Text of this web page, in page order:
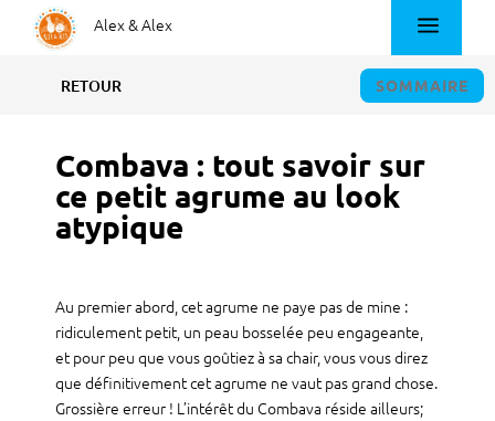
Alex & Alex
RETOUR SOMMAIRE
Combava : tout savoir sur
ce petit agrume au look
atypique
Au premier abord, cet agrume ne paye pas de mine :
ridiculement petit, un peau bosselée peu engageante,
et pour peu que vous goûtiez à sa chair, vous vous direz
que définitivement cet agrume ne vaut pas grand chose.
Grossière erreur ! L’intérêt du Combava réside ailleurs;